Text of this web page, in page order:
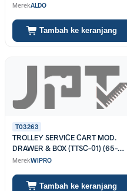
MerekALDO
Tambah ke keranjang
T03263
TROLLEY SERVICE CART MOD.
DRAWER & BOX (TTSC-01) (65-
3321-0001)
MerekWIPRO
Tambah ke keranjang